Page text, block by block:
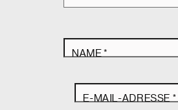
NAME*
E-MAIL-ADRESSE*